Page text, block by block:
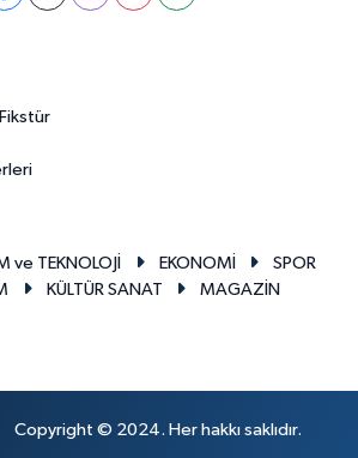
ve TEKNOLOJİ EKONOMİ
SPOR
KÜLTÜR SANAT
MAGAZİN
Copyright © 2024. Her hakkı saklıdır.